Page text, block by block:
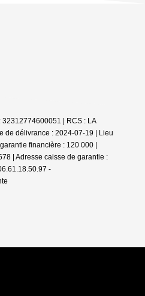
32312774600051 | RCS : LA
de délivrance : 2024-07-19 | Lieu
financière : 120 000 |
| Adresse caisse de garantie :
-